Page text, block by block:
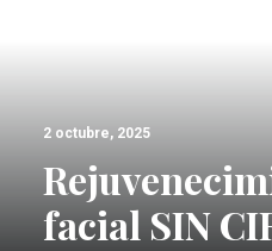
2 octubre, 2025
facial SIN